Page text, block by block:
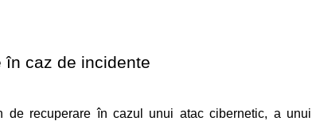
în caz de incidente
de recuperare în cazul unui atac cibernetic, a unui